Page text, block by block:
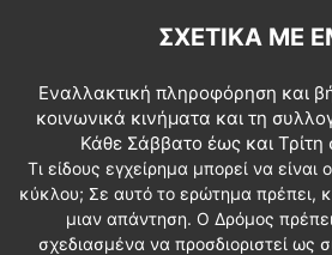
ΣΧΕΤΙΚΆ ΜΕ
Εναλλακτική πληροφόρηση και
κοινωνικά κινήματα και τη
Κάθε Σάββατο έως και Τρίτη
Τι είδους εγχείρημα μπορεί να
κύκλου; Σε αυτό το ερώτημα πρέπει,
μιαν απάντηση. Ο Δρόμος
σχεδιασμένα να προσδιοριστεί ως